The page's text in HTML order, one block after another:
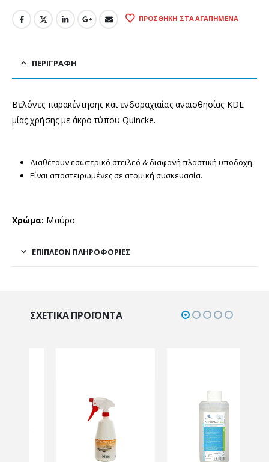
ΠΡΟΣΘΉΚΗ ΣΤΑ ΑΓΑΠΗΜΈΝΑ
ΠΕΡΙΓΡΑΦΉ
Βελόνες παρακέντησης και ενδοραχιαίας αναισθησίας KDL
μίας χρήσης με άκρο τύπου Quincke.
Διαθέτουν εσωτερικό στειλεό & διαφανή πλαστική υποδοχή.
Είναι αποστειρωμένες σε ατομική συσκευασία.
Χρώμα: Μαύρο.
ΕΠΙΠΛΈΟΝ ΠΛΗΡΟΦΟΡΊΕΣ
ΣΧΕΤΙΚΆ ΠΡΟΪΌΝΤΑ